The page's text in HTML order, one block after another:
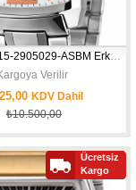
Verilir
KDV Dahil
₺10.500,00
Ücretsiz
Kargo